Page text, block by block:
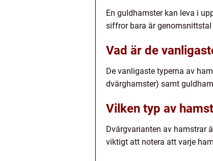
En guldhamster kan leva i
siffror bara är
Vad är de
De vanligaste typerna av
dvärghamster) samt
Vilken typ av
Dvärgvarianten av hamstrar
viktigt att notera att varje